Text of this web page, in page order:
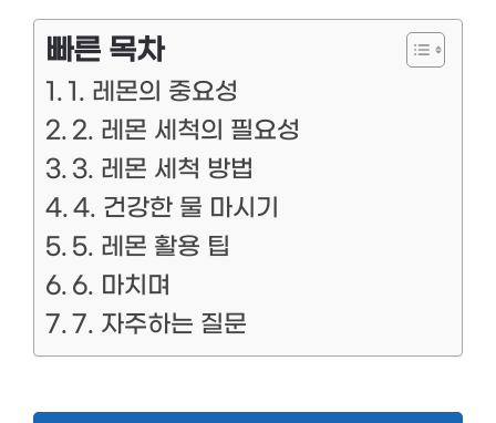
빠른 목차
1. 레몬의 중요성
2. 레몬 세척의 필요성
3. 레몬 세척 방법
4. 건강한 물 마시기
5. 레몬 활용 팁
6. 마치며
7. 자주하는 질문